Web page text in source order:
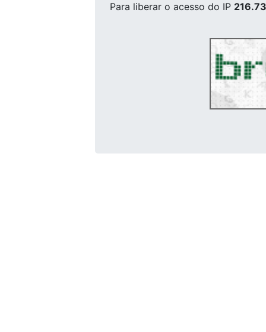
Para liberar o acesso do IP